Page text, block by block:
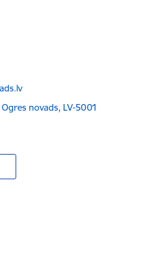
novads, LV-5001